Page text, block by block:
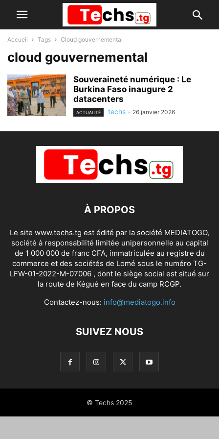
Accueil Tags Cloud gouvernemental
cloud gouvernemental
Souveraineté numérique : Le
Burkina Faso inaugure 2
datacenters
ACTUALITÉ techs - 26 janvier 2026
À PROPOS
Le site www.techs.tg est édité par la société MEDIATOGO,
société à responsabilité limitée unipersonnelle au capital
de 1 000 000 de franc CFA, immatriculée au registre du
commerce et des sociétés de Lomé sous le numéro TG-
LFW-01-2022-M-07006 , dont le siège social est situé sur
la route de Kégué en face du camp RCGP.
Contactez-nous: info@mediatogo.info
SUIVEZ NOUS
© Techs 2025